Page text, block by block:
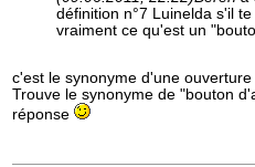
définition n°7 Luinelda s'il
vraiment ce qu'est un
c'est le synonyme d'une
Trouve le synonyme de "bouton
réponse